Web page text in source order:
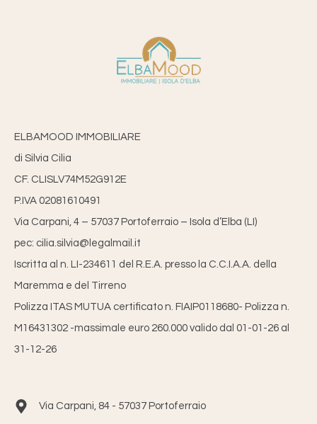
ELBAMOOD IMMOBILIARE
di Silvia Cilia
CF. CLISLV74M52G912E
P.IVA 02081610491
Via Carpani, 4 – 57037 Portoferraio – Isola d’Elba (LI)
pec: cilia.silvia@legalmail.it
Iscritta al n. LI-234611 del R.E.A. presso la C.C.I.A.A. della
Maremma e del Tirreno
Polizza ITAS MUTUA certificato n. FIAIP0118680- Polizza n.
M16431302 -massimale euro 260.000 valido dal 01-01-26 al
31-12-26
Via Carpani, 84 - 57037 Portoferraio